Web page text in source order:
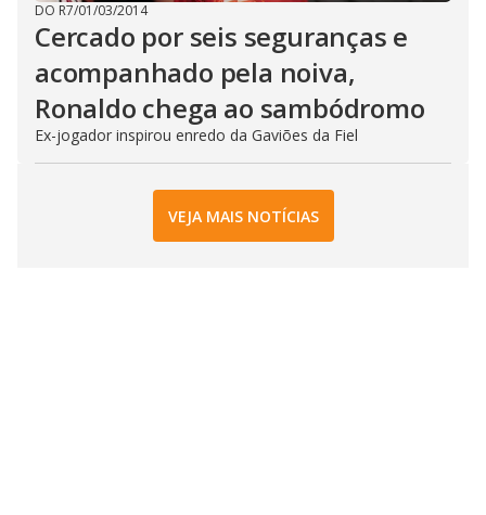
DO R7/01/03/2014
Cercado por seis seguranças e
acompanhado pela noiva,
Ronaldo chega ao sambódromo
Ex-jogador inspirou enredo da Gaviões da Fiel
VEJA MAIS NOTÍCIAS